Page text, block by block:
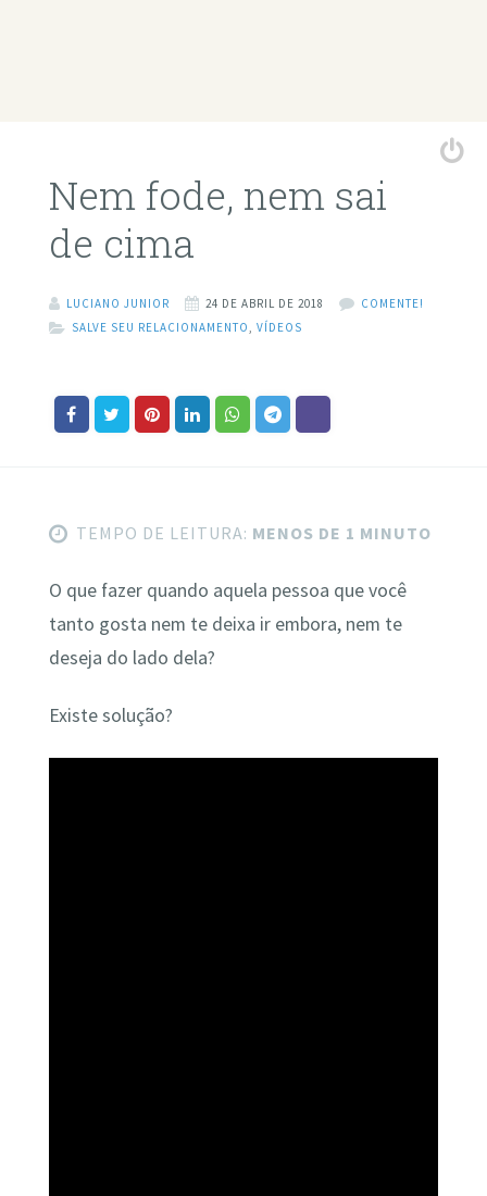
Nem fode, nem sai
de cima
LUCIANO JUNIOR 24 DE ABRIL DE 2018
COMENTE!
SALVE SEU RELACIONAMENTO
VÍDEOS
TEMPO DE LEITURA: MENOS DE 1 MINUTO
O que fazer quando aquela pessoa que você
tanto gosta nem te deixa ir embora, nem te
deseja do lado dela?
Existe solução?